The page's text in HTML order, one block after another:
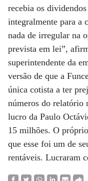
recebia os
integralmente para a
nada de irregular na
prevista em lei”,
superintendente da
versão de que a
única cotista a ter
números do relatório
lucro da Paulo
15 milhões. O
que esse foi um de
rentáveis. Lucraram